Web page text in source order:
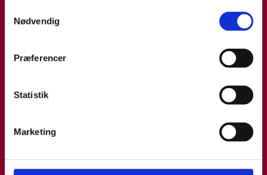
Nødvendig
Præferencer
Statistik
Marketing